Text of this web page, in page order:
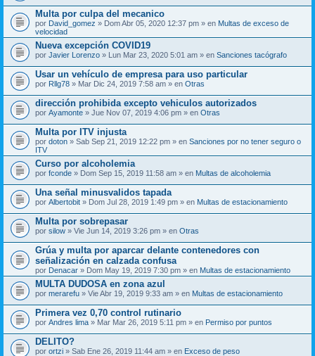
Multa por culpa del mecanico
por David_gomez » Dom Abr 05, 2020 12:37 pm » en Multas de exceso de
velocidad
Nueva excepción COVID19
por Javier Lorenzo » Lun Mar 23, 2020 5:01 am » en Sanciones tacógrafo
Usar un vehículo de empresa para uso particular
por Rllg78 » Mar Dic 24, 2019 7:58 am » en Otras
dirección prohibida excepto vehiculos autorizados
por Ayamonte » Jue Nov 07, 2019 4:06 pm » en Otras
Multa por ITV injusta
por doton » Sab Sep 21, 2019 12:22 pm » en Sanciones por no tener seguro o
ITV
Curso por alcoholemia
por fconde » Dom Sep 15, 2019 11:58 am » en Multas de alcoholemia
Una señal minusvalidos tapada
por Albertobit » Dom Jul 28, 2019 1:49 pm » en Multas de estacionamiento
Multa por sobrepasar
por silow » Vie Jun 14, 2019 3:26 pm » en Otras
Grúa y multa por aparcar delante contenedores con
señalización en calzada confusa
por Denacar » Dom May 19, 2019 7:30 pm » en Multas de estacionamiento
MULTA DUDOSA en zona azul
por merarefu » Vie Abr 19, 2019 9:33 am » en Multas de estacionamiento
Primera vez 0,70 control rutinario
por Andres lima » Mar Mar 26, 2019 5:11 pm » en Permiso por puntos
DELITO?
por ortzi » Sab Ene 26, 2019 11:44 am » en Exceso de peso